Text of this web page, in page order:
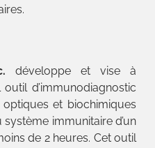
développe et vise à
d’immunodiagnostic
et biochimiques
immunitaire d’un
de 2 heures. Cet outil